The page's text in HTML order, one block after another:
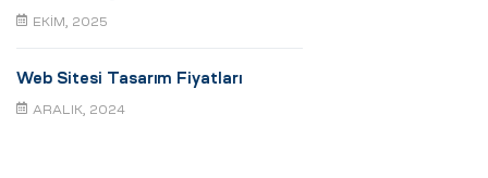
EKIM, 2025
Web Sitesi Tasarım Fiyatları
ARALIK, 2024